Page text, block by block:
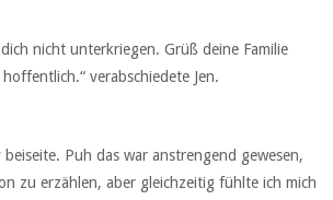
nicht unterkriegen. Grüß deine Familie
verabschiedete Jen.
Puh das war anstrengend gewesen,
zu erzählen, aber gleichzeitig fühlte ich mich